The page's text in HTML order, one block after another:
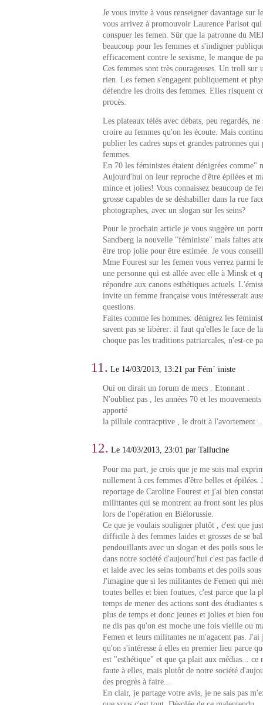
Je vous invite à vous renseigner davantage sur
vous arrivez à promouvoir Laurence Parisot
conspuer les femen. Sûr que la patronne du
beaucoup pour les femmes et s'indigner
efficacement contre le sexisme, le manque de
Ces femmes sont très courageuses. Un troll sur
rien. Les femen s'engagent publiquement et
défendre les droits des femmes. Elles risquent
procès.
Les plateaux télés avec débats, peu regardés,
croire au femmes qu'on les écoute. Mais
publier les cadres sups et grandes patronnes qui
femmes.
En 70 les féministes étaient dénigrées comme"
Aujourd'hui on leur reproche d'être épilées et
mince et jolies! Vous connaissez beaucoup de
grosse capables de se déshabiller dans la rue
photographes, avec un slogan sur les seins?
Pour le prochain article je vous suggère un
Sandberg la nouvelle "féministe" mais faites
être trop jolie pour être estimée. Je vous
Mme Fourest sur les femen vous verrez parmi
une personne qui est allée avec elle à Minsk et
répondre aux canons esthétiques actuels.
invite un femme française vous intéresserait
questions.
Faites comme les hommes: dénigrez les
savent pas se libérer: il faut qu'elles le face de
choque pas les traditions patriarcales, n'est-ce
11. Le 14/03/2013, 13:21 par Fém´ iniste
Oui on dirait un forum de mecs . Etonnant .
N'oubliez pas , les années 70 et les
apporté
la pillule contracptive , le droit à l'avortement
12. Le 14/03/2013, 23:01 par Tallucine
Pour ma part, je crois que je me suis mal
nullement à ces femmes d'être belles et épilées.
reportage de Caroline Fourest et j'ai bien
milittantes qui se montrent au front sont les
lors de l'opération en Biélorussie.
Ce que je voulais souligner plutôt , c'est que
difficile à des femmes laides et grosses de se
pendouillants avec un slogan et des poils sous
dans notre société d'aujourd'hui c'est pas facile
et laide avec les seins tombants et des poils
J'imagine que si les militantes de Femen qui
toutes belles et bien foutues, c'est parce que la
temps de mener des actions sont des étudiantes
plus de temps et donc jeunes et jolies et bien
ne dis pas qu'on est moche une fois vieille ou
Femen et leurs militantes ne m'agacent pas.
qu'on s'intéresse à elles en premier lieu parce
est "esthétique" et que ça plait aux médias... ce
faute à elles, mais plutôt de notre société
des progrès à faire...
En clair, je partage votre avis, je ne sais pas